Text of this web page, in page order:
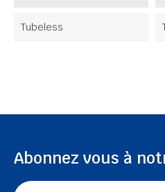
Tubeless
Abonnez vous à